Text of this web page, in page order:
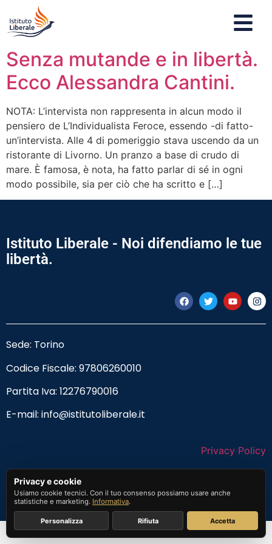
Senza mutande e in libertà.
Ecco Alessandra Cantini.
NOTA: L’intervista non rappresenta in alcun modo il
pensiero de L’Individualista Feroce, essendo -di fatto-
un’intervista. Alle 4 di pomeriggio stava uscendo da un
ristorante di Livorno. Un pranzo a base di crudo di
mare. È famosa, è nota, ha fatto parlar di sé in ogni
modo possibile, sia per ciò che ha scritto e […]
Istituto Liberale - Noi difendiamo le tue
libertà.
Sede: Torino
Codice Fiscale: 97806260010
Partita Iva: 12276790016
E-mail: info@istitutoliberale.it
Privacy Policy
Privacy e cookie
Usiamo cookie tecnici. Con il tuo consenso possiamo usare anche
statistiche e marketing. Informativa.
Personalizza Rifiuta Accetta